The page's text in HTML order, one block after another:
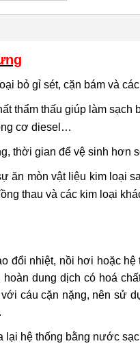
bỏ gỉ sét, cặn bám và
thẩm thấu giúp làm
cơ diesel…
thời gian để vệ sinh hơn
ăn mòn vật liệu kim loại
thau và các kim loại
đổi nhiệt, nồi hơi hoặc
dung dịch có hoá
cáu cặn nặng, nên sử
hệ thống bằng nước